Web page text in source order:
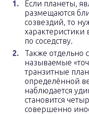
Если планеты,
размещаются
созвездий, то
характеристики
по соседству.
Также отдельно
называемые
транзитные
определённой
наблюдается
становится
совершенно